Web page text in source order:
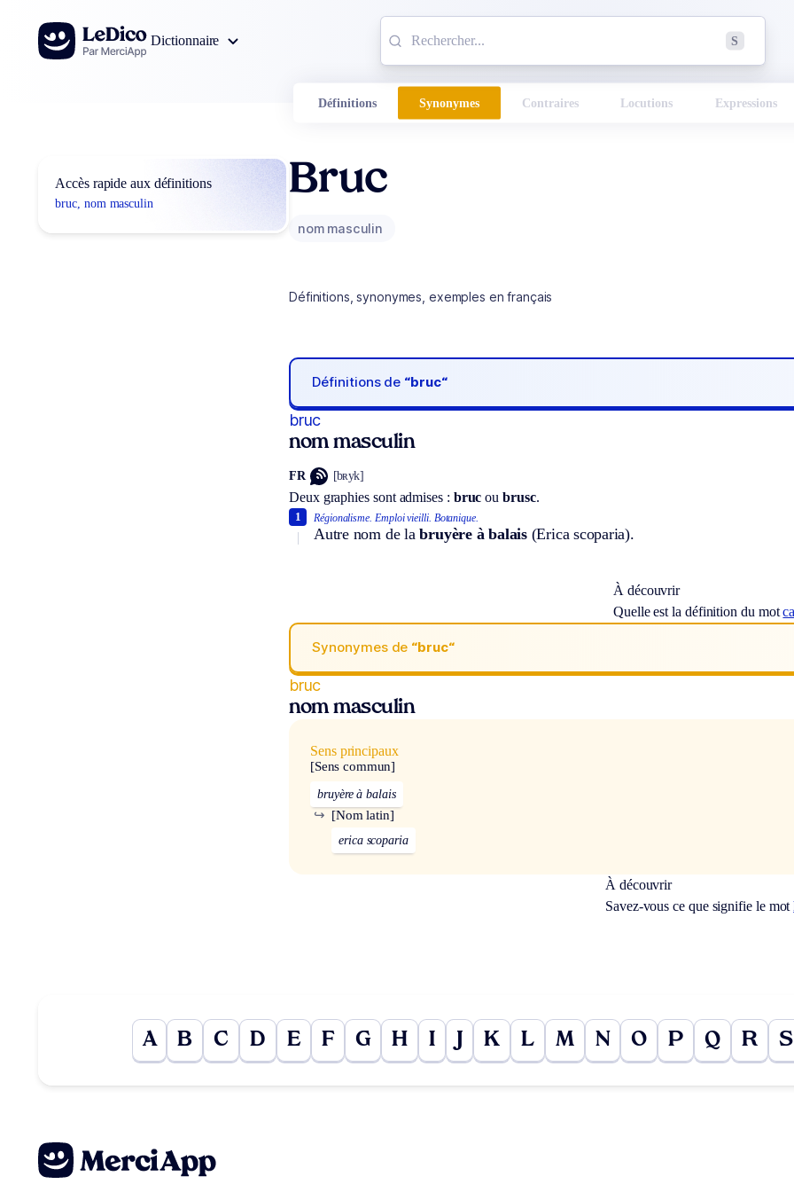
Aller au contenu
Dictionnaire
S
Définitions Synonymes Contraires Locutions Expressions
Accès rapide aux définitions
bruc, nom masculin
Bruc
nom masculin
Définitions, synonymes, exemples en français
Définitions de “bruc“
bruc
nom masculin
FR [bʀyk]
Deux graphies sont admises : bruc oubrusc.
Régionalisme. Emploi vieilli. Botanique.
Autre nom de labruyère à balais(Erica scoparia).
1
À découvrir
Quelle est la définition du mot
Synonymes de “bruc“
bruc
nom masculin
Sens principaux
[Sens commun]
bruyère à balais
[Nom latin]
↪
erica scoparia
À découvrir
Savez-vous ce que signifie le mot
A B C D E F G H I J K L M N O P Q R S